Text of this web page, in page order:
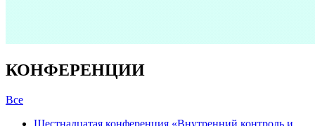
КОНФЕРЕНЦИИ
Все
Шестнадцатая конференция «Внутренний контроль и